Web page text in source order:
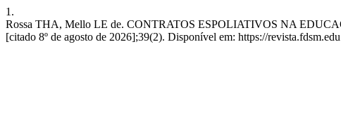
1.
Rossa THA, Mello LE de. CONTRATOS ESPOLIATIVOS NA
[citado 8º de agosto de 2026];39(2). Disponível em: https://